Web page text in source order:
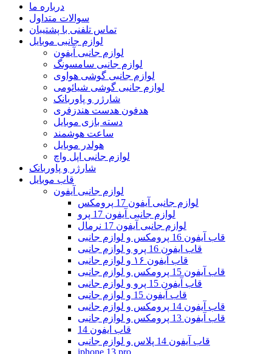
درباره ما
سوالات متداول
تماس تلفنی با پشتیبان
لوازم جانبی موبایل
لوازم جانبی آیفون
لوازم جانبی سامسونگ
لوازم جانبی گوشی هواوی
لوازم جانبی گوشی شیائومی
شارژر و پاوربانک
هدفون هدست هندزفری
دسته بازی موبایل
ساعت هوشمند
هولدر موبایل
لوازم جانبی اپل واچ
شارژر و پاوربانک
قاب موبایل
لوازم جانبی آیفون
لوازم جانبی آیفون 17 پرومکس
لوازم جانبی آیفون 17 پرو
لوازم جانبی آیفون 17 نرمال
قاب آیفون 16 پرومکس و لوازم جانبی
قاب ایفون 16 پرو و لوازم جانبی
قاب آیفون ۱۶ و لوازم جانبی
قاب آیفون 15 پرومکس و لوازم جانبی
قاب آیفون 15 پرو و لوازم جانبی
قاب آیفون 15 و لوازم جانبی
قاب آیفون 14 پرومکس و لوازم جانبی
قاب آیفون 13 پرومکس و لوازم جانبی
قاب ایفون 14
قاب آیفون 14 پلاس و لوازم جانبی
iphone 13 pro